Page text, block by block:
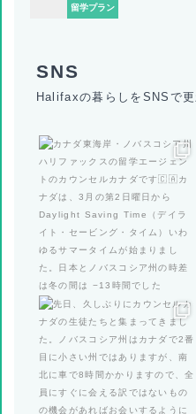
留学プラン
Halifaxの暮らしをSNSで更